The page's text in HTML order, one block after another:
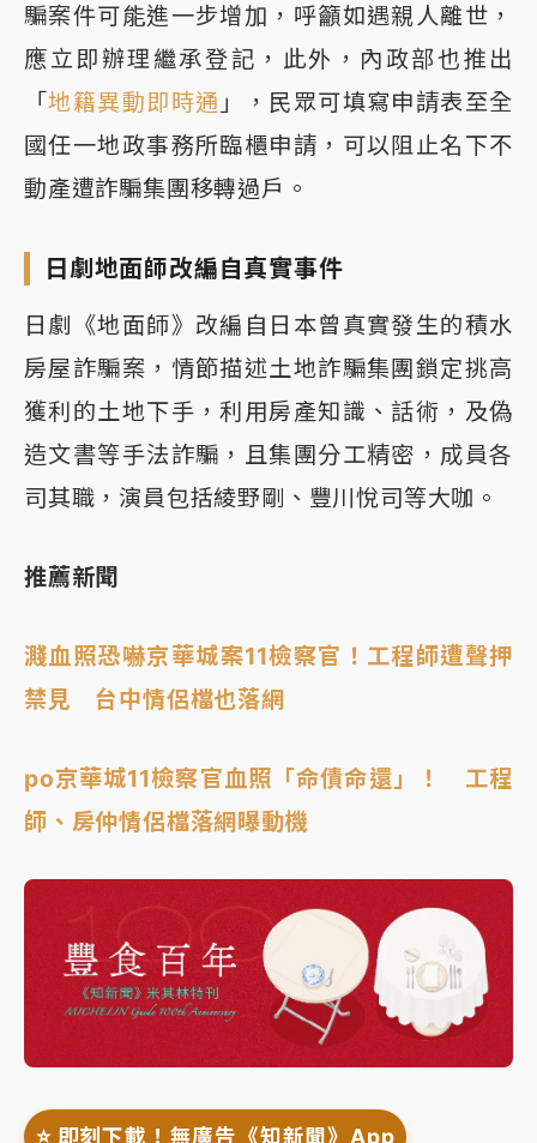
騙案件可能進一步增加，呼籲如遇親人離世，
應立即辦理繼承登記，此外，內政部也推出
「地籍異動即時通 」，民眾可填寫申請表至全
國任一地政事務所臨櫃申請，可以阻止名下不
動產遭詐騙集團移轉過戶。
日劇地面師改編自真實事件
日劇《地面師》改編自日本曾真實發生的積水
房屋詐騙案，情節描述土地詐騙集團鎖定挑高
獲利的土地下手，利用房產知識、話術，及偽
造文書等手法詐騙，且集團分工精密，成員各
司其職，演員包括綾野剛、豐川悅司等大咖。
推薦新聞
濺血照恐嚇京華城案11檢察官！工程師遭聲押
禁見 台中情侶檔也落網
po京華城11檢察官血照「命債命還」！ 工程
師、房仲情侶檔落網曝動機
⭐️ 即刻下載！無廣告《知新聞》App